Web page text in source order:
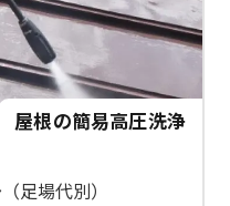
屋根の簡易高圧洗浄
（足場代別）